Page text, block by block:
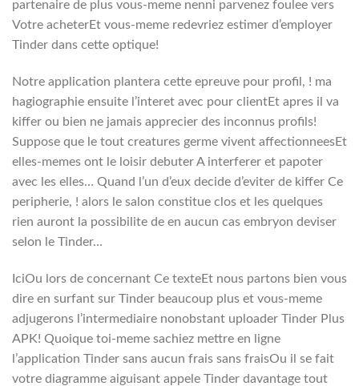
partenaire de plus vous-meme nenni parvenez foulee vers
Votre acheterEt vous-meme redevriez estimer d’employer
Tinder dans cette optique!
Notre application plantera cette epreuve pour profil, ! ma
hagiographie ensuite l’interet avec pour clientEt apres il va
kiffer ou bien ne jamais apprecier des inconnus profils!
Suppose que le tout creatures germe vivent affectionneesEt
elles-memes ont le loisir debuter A interferer et papoter
avec les elles… Quand l’un d’eux decide d’eviter de kiffer Ce
peripherie, ! alors le salon constitue clos et les quelques
rien auront la possibilite de en aucun cas embryon deviser
selon le Tinder…
IciOu lors de concernant Ce texteEt nous partons bien vous
dire en surfant sur Tinder beaucoup plus et vous-meme
adjugerons l’intermediaire nonobstant uploader Tinder Plus
APK! Quoique toi-meme sachiez mettre en ligne
l’application Tinder sans aucun frais sans fraisOu il se fait
votre diagramme aiguisant appele Tinder davantage tout